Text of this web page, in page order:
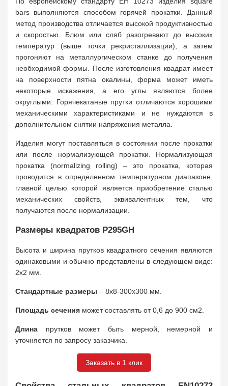
bars выполняются способом горячей прокатки. Данный
метод производства отличается высокой продуктивностью
и скоростью. Блюм или сляб разогревают до высоких
температур (выше точки рекристаллизации), а затем
прогоняют на металлургическом станке до получения
необходимой формы. После изготовления квадрат имеет
на поверхности пятна окалины, форма может иметь
некоторые искажения, а его углы являются более
округлыми. Горячекатаные прутки отличаются хорошими
механическими характеристиками и не нуждаются в
дополнительном снятии напряжения металла.
Изделия могут поставляться в состоянии после прокатки
или после нормализующей прокатки. Нормализующая
прокатка (normalizing rolling) – это прокатка, которая
проводится в определенном температурном диапазоне,
главной целью которой является приобретение сталью
механических свойств, эквивалентных тем, что
получаются после нормализации.
Размеры квадратов P295GH
Высота и ширина прутков квадратного сечения являются
одинаковыми и обычно представлены в следующем виде:
2х2 мм.
Стандартные размеры – 8х8-300х300 мм.
Площадь сечения может составлять от 0,6 до 900 см2.
Длина прутков может быть мерной, немерной и
уточняется по запросу заказчика.
Заказать в 1 клик